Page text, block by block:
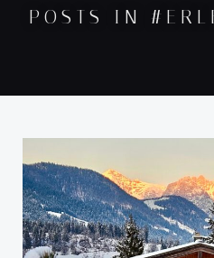
POSTS IN